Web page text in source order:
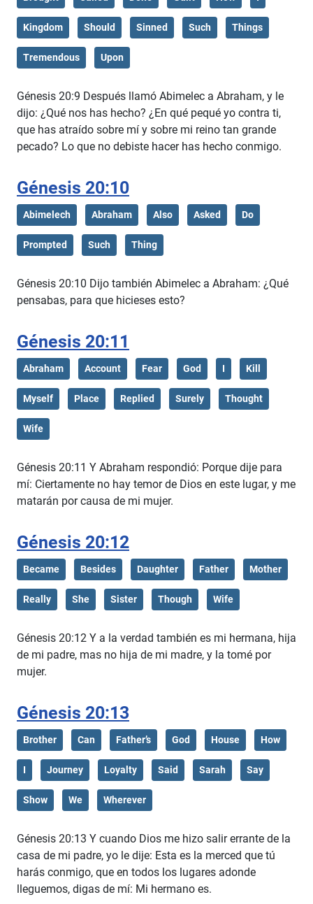
Kingdom Should Sinned Such Things
Tremendous Upon
Génesis 20:9 Después llamó Abimelec a Abraham, y le
dijo: ¿Qué nos has hecho? ¿En qué pequé yo contra ti,
que has atraído sobre mí y sobre mi reino tan grande
pecado? Lo que no debiste hacer has hecho conmigo.
Génesis 20:10
Abimelech Abraham Also Asked Do
Prompted Such Thing
Génesis 20:10 Dijo también Abimelec a Abraham: ¿Qué
pensabas, para que hicieses esto?
Génesis 20:11
Abraham Account Fear God I Kill
Myself Place Replied Surely Thought
Wife
Génesis 20:11 Y Abraham respondió: Porque dije para
mí: Ciertamente no hay temor de Dios en este lugar, y me
matarán por causa de mi mujer.
Génesis 20:12
Became Besides Daughter Father Mother
Really She Sister Though Wife
Génesis 20:12 Y a la verdad también es mi hermana, hija
de mi padre, mas no hija de mi madre, y la tomé por
mujer.
Génesis 20:13
Brother Can Father’s God House How
I Journey Loyalty Said Sarah Say
Show We Wherever
Génesis 20:13 Y cuando Dios me hizo salir errante de la
casa de mi padre, yo le dije: Esta es la merced que tú
harás conmigo, que en todos los lugares adonde
lleguemos, digas de mí: Mi hermano es.